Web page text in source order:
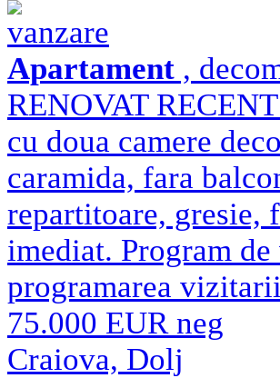
vanzare
Apartament ,
RENOVAT
cu doua camere
caramida, fara
repartitoare, gresie,
imediat. Program
programarea
75.000 EUR neg
Craiova, Dolj